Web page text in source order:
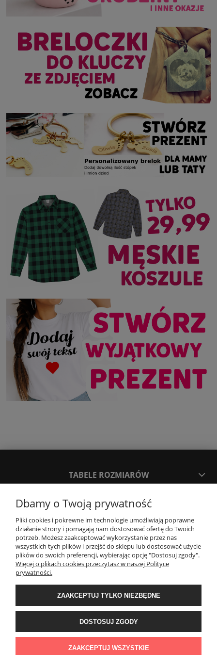
TABELE ROZMIARÓW
SPOSOBY PŁATNOŚCI ORAZ CZAS I KOSZTY DOSTAWY
KONTAKT
WYMIANA / ZWROTY / REKLAMACJE
REGULAMINY
Timeforf| ul. SOŁTYKA TADEUSZA 16C /SEGMENT NUMER 6 | 39-
bok@timeforf.pl
Dbamy o Twoją prywatność
Pliki cookies i pokrewne im technologie umożliwiają poprawne
działanie strony i pomagają nam dostosować ofertę do Twoich
potrzeb. Możesz zaakceptować wykorzystanie przez nas
wszystkich tych plików i przejść do sklepu lub dostosować użycie
plików do swoich preferencji, wybierając opcję "Dostosuj zgody".
Więcej o plikach cookies przeczytasz w naszej Polityce
prywatności.
ZAAKCEPTUJ TYLKO NIEZBĘDNE
DOSTOSUJ ZGODY
ZAAKCEPTUJ WSZYSTKIE